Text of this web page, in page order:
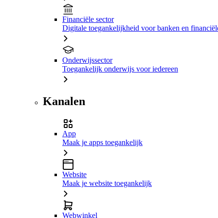
Financiële sector
Digitale toegankelijkheid voor banken en
Onderwijssector
Toegankelijk onderwijs voor iedereen
Kanalen
App
Maak je apps toegankelijk
Website
Maak je website toegankelijk
Webwinkel